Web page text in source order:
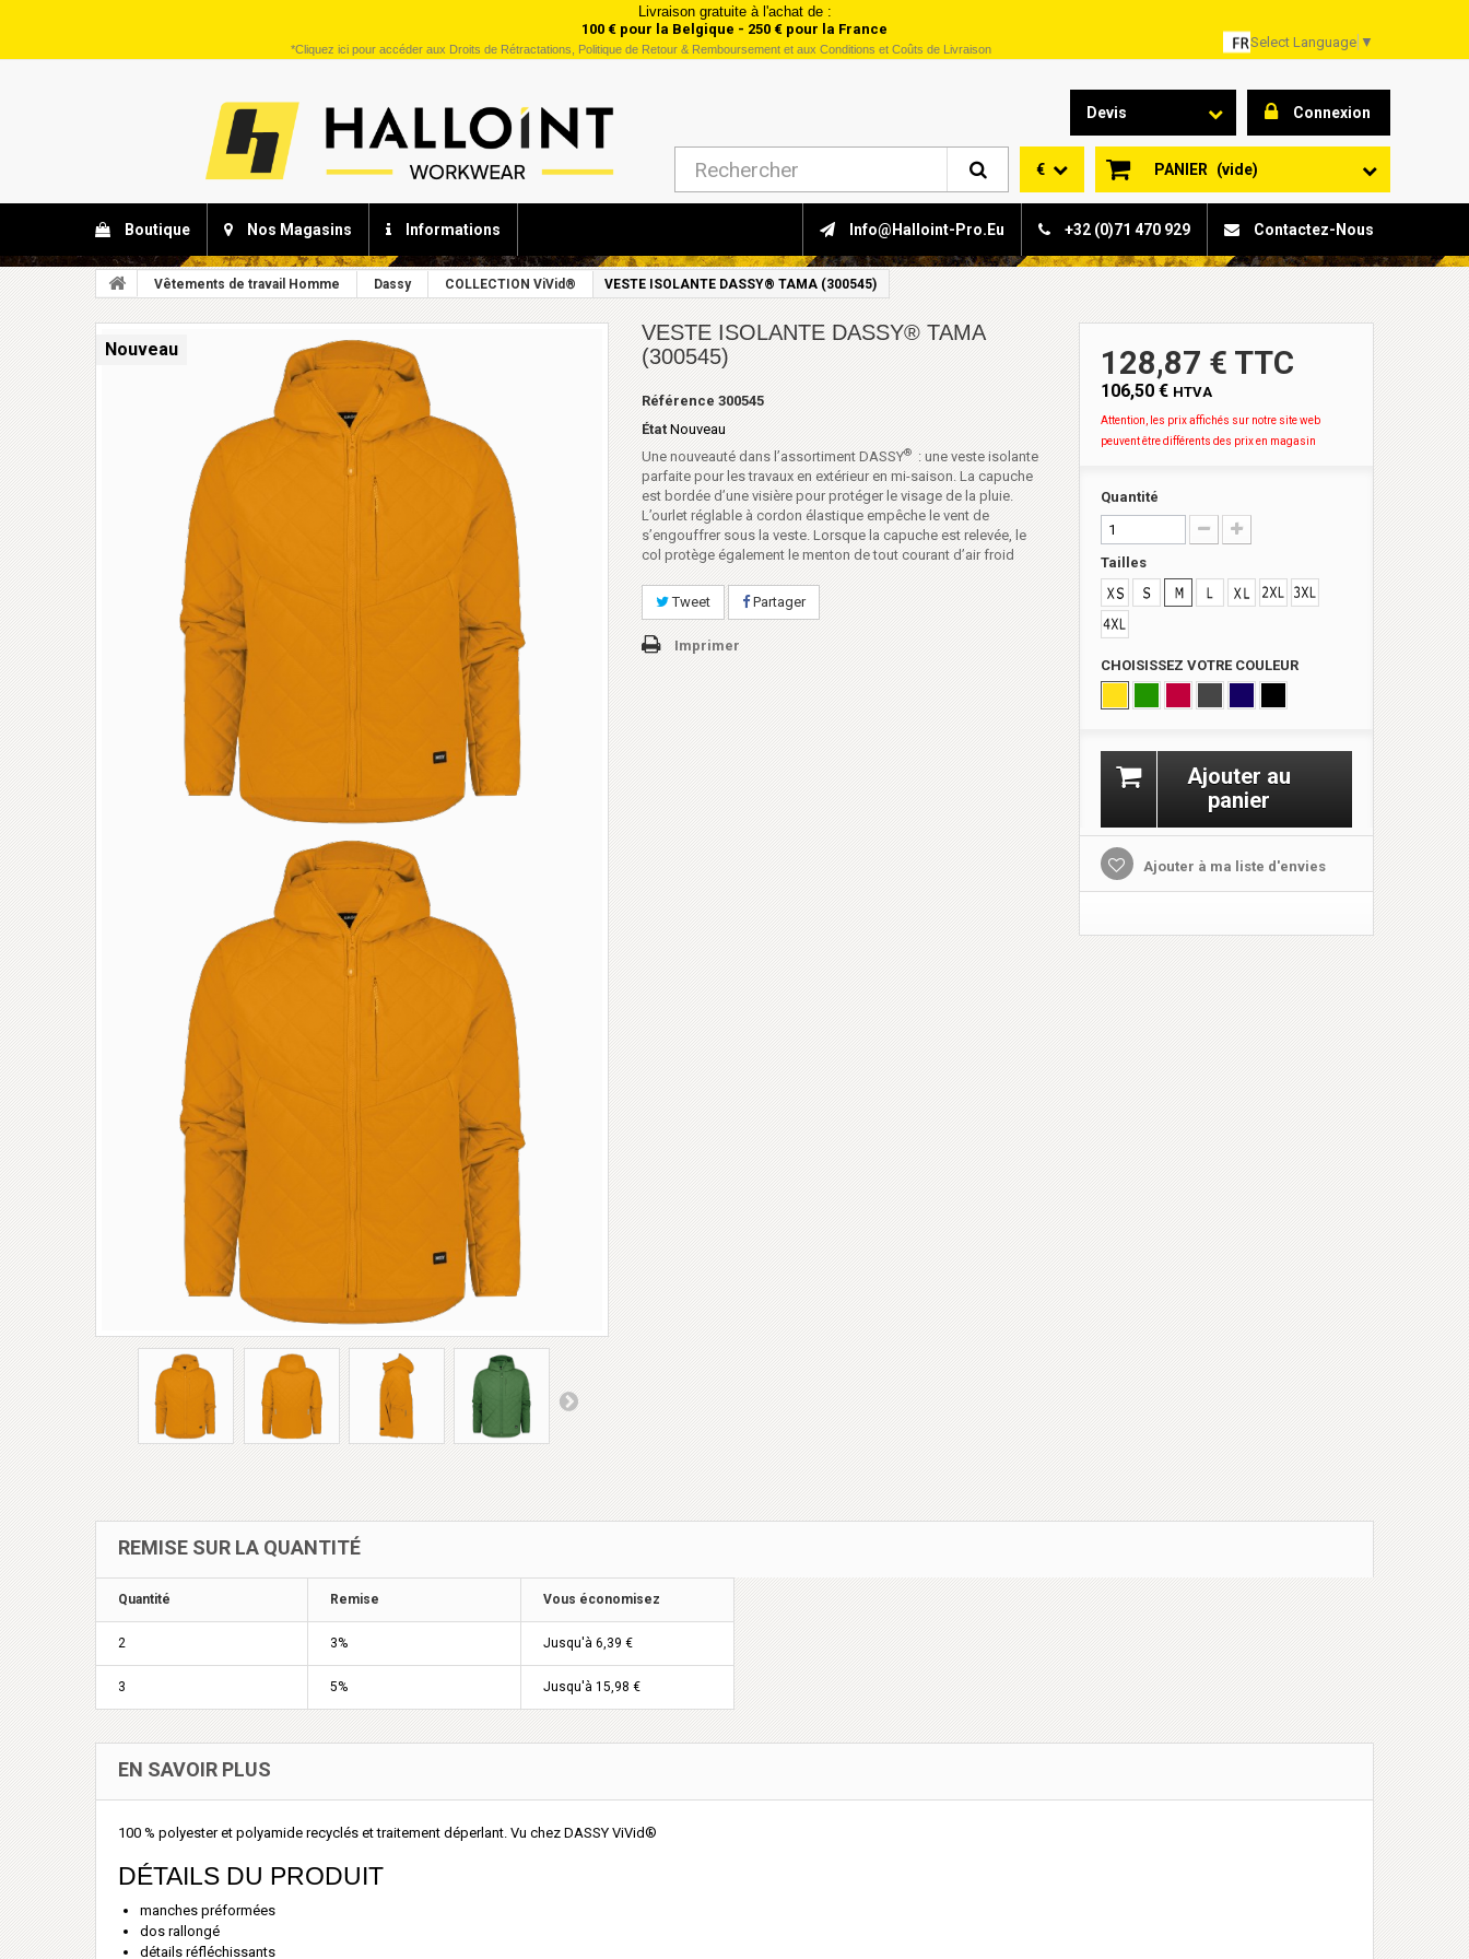
Livraison gratuite à l'achat de :
100 € pour la Belgique - 250 € pour la France
*Cliquez icipour accéder aux Droits de Rétractations, Politique de Retour & Remboursement et aux Conditions et Coûts de Livraison Select Language ▼
Connexion
Devis
PANIER (vide)
€
Boutique Nos Magasins Informations Contactez-Nous
+32 (0)71 470 929
Info@halloint-Pro.eu
Vêtements de travail Homme Dassy COLLECTION ViVid® VESTE ISOLANTE DASSY® TAMA (300545)
Nouveau
VESTE ISOLANTE DASSY® TAMA
(300545)
Référence 300545
État Nouveau
Une nouveauté dans l’assortiment DASSY®
: une veste isolante
parfaite pour les travaux en extérieur en mi-saison. La capuche
est bordée d’une visière pour protéger le visage de la pluie.
L’ourlet réglable à cordon élastique empêche le vent de
s’engouffrer sous la veste. Lorsque la capuche est relevée, le
col protège également le menton de tout courant d’air froid
Tweet Partager
Imprimer
128,87 € TTC
106,50 € HTVA
Attention, les prix affichés sur notre site web
peuvent être différents des prix en magasin
Quantité
Tailles
CHOISISSEZ VOTRE COULEUR
Ajouter au
panier
Ajouter à ma liste d'envies
REMISE SUR LA QUANTITÉ
Quantité Remise Vous économisez
2 3% Jusqu'à 6,39 €
3 5% Jusqu'à 15,98 €
EN SAVOIR PLUS
100 % polyester et polyamide recyclés et traitement déperlant. Vu chez DASSY ViVid®
DÉTAILS DU PRODUIT
manches préformées
dos rallongé
détails réfléchissants